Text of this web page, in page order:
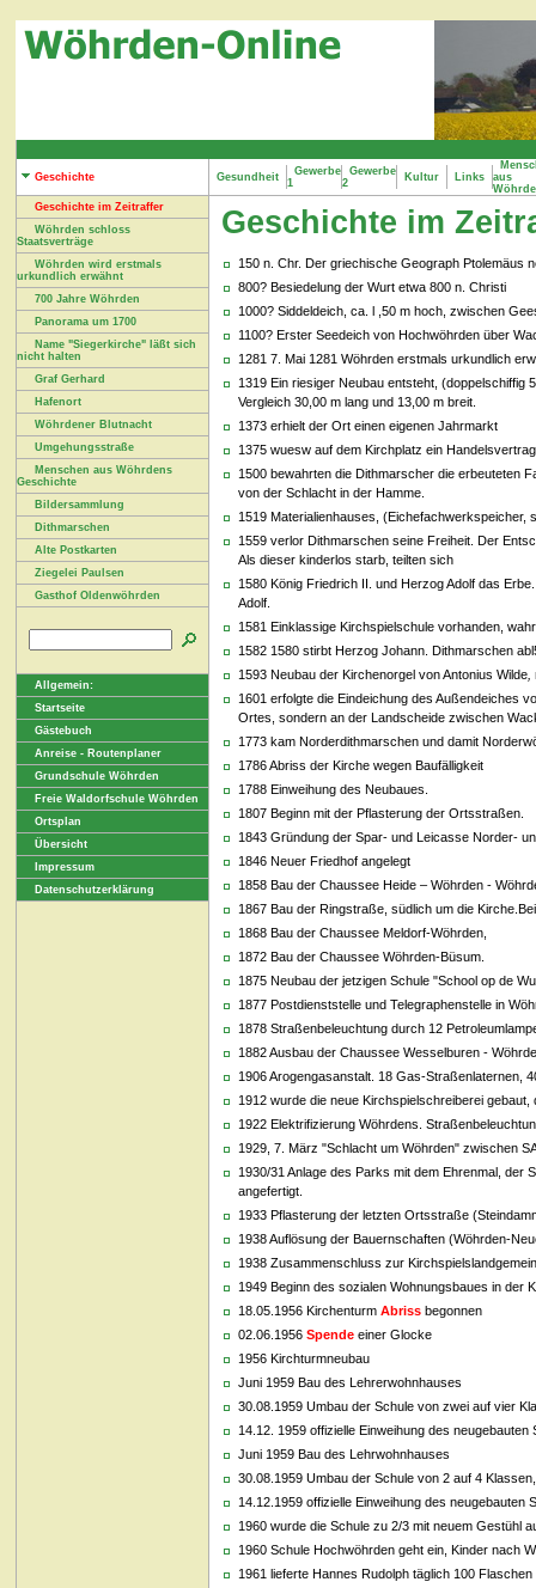
Geschichte Gesundheit
Gewerbe
1
Gewerbe
2
Kultur Links aus
Geschichte im Zeitraffer
Wöhrden schloss
Staatsverträge
Wöhrden wird erstmals
urkundlich erwähnt
700 Jahre Wöhrden
Panorama um 1700
Name "Siegerkirche" läßt sich
nicht halten
Graf Gerhard
Hafenort
Wöhrdener Blutnacht
Umgehungsstraße
Menschen aus Wöhrdens
Geschichte
Bildersammlung
Dithmarschen
Alte Postkarten
Ziegelei Paulsen
Gasthof Oldenwöhrden
Allgemein:
Startseite
Gästebuch
Anreise - Routenplaner
Grundschule Wöhrden
Freie Waldorfschule Wöhrden
Ortsplan
Übersicht
Impressum
Datenschutzerklärung
Geschichte im
150 n. Chr. Der griechische Geograph Ptolemäus
800? Besiedelung der Wurt etwa 800 n. Christi
1000? Siddeldeich, ca. l ,50 m hoch, zwischen
1100? Erster Seedeich von Hochwöhrden über
1281 7. Mai 1281 Wöhrden erstmals urkundlich
1319 Ein riesiger Neubau entsteht, (doppelschiffig
Vergleich 30,00 m lang und 13,00 m breit.
1373 erhielt der Ort einen eigenen Jahrmarkt
1375 wuesw auf dem Kirchplatz ein
1500 bewahrten die Dithmarscher die erbeuteten
von der Schlacht in der Hamme.
1519 Materialienhauses,
1559 verlor Dithmarschen seine Freiheit. Der
Als dieser kinderlos starb, teilten sich
1580 König Friedrich II. und Herzog Adolf das
Adolf.
1581 Einklassige Kirchspielschule vorhanden,
1582 1580 stirbt Herzog Johann. Dithmarschen
1593 Neubau der Kirchenorgel von Antonius Wilde
1601 erfolgte die Eindeichung des Außendeiches
Ortes, sondern an der Landscheide zwischen
1773 kam Norderdithmarschen und damit
1786 Abriss der Kirche wegen Baufälligkeit
1788 Einweihung des Neubaues.
1807 Beginn mit der Pflasterung der Ortsstraßen.
1843 Gründung der Spar- und Leicasse Norder-
1846 Neuer Friedhof angelegt
1858 Bau der Chaussee Heide – Wöhrden -
1867 Bau der Ringstraße, südlich um die
1868 Bau der Chaussee Meldorf-Wöhrden,
1872 Bau der Chaussee Wöhrden-Büsum.
1875 Neubau der jetzigen Schule "School op de
1877 Postdienststelle und Telegraphenstelle in
1878 Straßenbeleuchtung durch 12
1882 Ausbau der Chaussee Wesselburen -
1906 Arogengasanstalt. 18 Gas-Straßenlaternen,
1912 wurde die neue Kirchspielschreiberei
1922 Elektrifizierung Wöhrdens.
1929, 7. März "Schlacht um Wöhrden" zwischen
1930/31 Anlage des Parks mit dem Ehrenmal, der
angefertigt.
1933 Pflasterung der letzten Ortsstraße
1938 Auflösung der Bauernschaften (Wöhrden-
1938 Zusammenschluss zur
1949 Beginn des sozialen Wohnungsbaues in der
18.05.1956 Kirchenturm Abriss begonnen
02.06.1956 Spende einer Glocke
1956 Kirchturmneubau
Juni 1959 Bau des Lehrerwohnhauses
30.08.1959 Umbau der Schule von zwei auf vier
14.12. 1959 offizielle Einweihung des
Juni 1959 Bau des Lehrwohnhauses
30.08.1959 Umbau der Schule von 2 auf 4
14.12.1959 offizielle Einweihung des neugebauten
1960 wurde die Schule zu 2/3 mit neuem Gestühl
1960 Schule Hochwöhrden geht ein, Kinder nach
1961 lieferte Hannes Rudolph täglich 100